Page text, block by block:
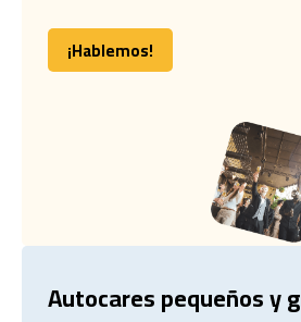
¡Hablemos!
¡Hablemos!
Autocares pequeños y